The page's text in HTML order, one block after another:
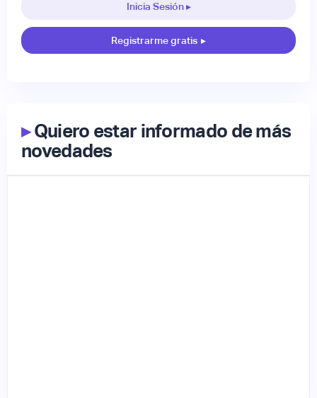
Inicia Sesión ▸
Registrarme gratis ▸
▸Quiero estar informado de más
novedades